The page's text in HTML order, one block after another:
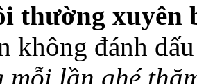
thường xuyên
không đánh
mỗi lần ghé